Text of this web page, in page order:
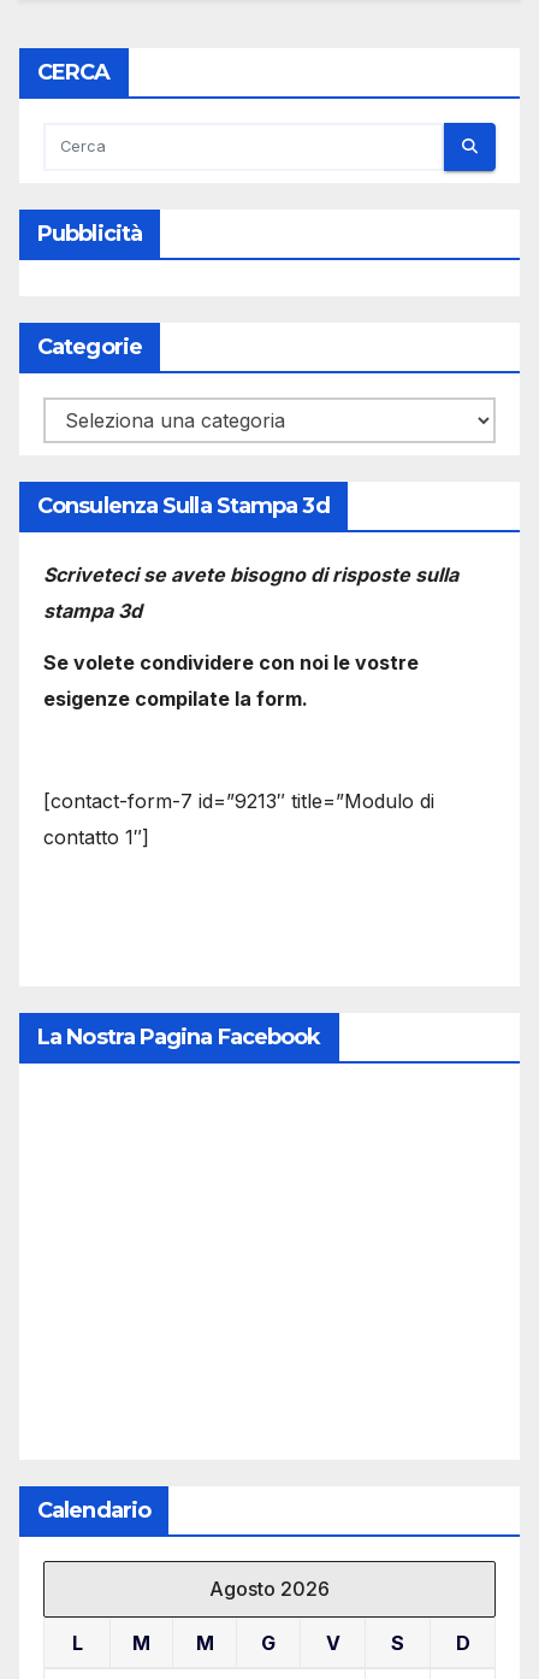
CERCA
Pubblicità
Categorie
Categorie
Consulenza Sulla Stampa 3d
Scriveteci se avete bisogno di risposte sulla
stampa 3d
Se volete condividere con noi le vostre
esigenze compilate la form.
[contact-form-7 id=”9213″ title=”Modulo di
contatto 1″]
La Nostra Pagina Facebook
Calendario
Agosto 2026
L M M G V S D